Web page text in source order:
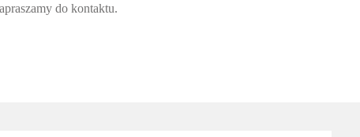
do kontaktu.